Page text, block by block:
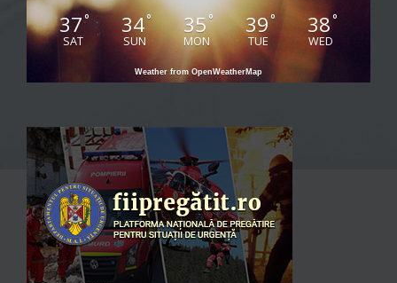
37°
SAT
34°
SUN
35°
MON
39°
TUE
38°
WED
Weather from OpenWeatherMap